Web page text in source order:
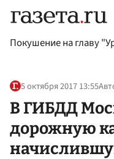
Покушение на главу
5 октября 2017 13:55
В ГИБДД
дорожную